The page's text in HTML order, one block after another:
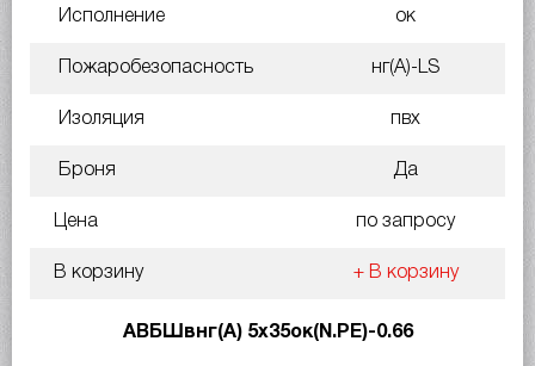
Исполнение ок
Пожаробезопасность нг(A)-LS
Изоляция пвх
Броня Да
Цена по запросу
В корзину + В корзину
АВБШвнг(А) 5х35ок(N.PE)-0.66